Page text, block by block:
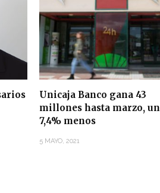
Unicaja Banco gana 43
millones hasta marzo, un
7,4% menos
5 MAYO, 2021